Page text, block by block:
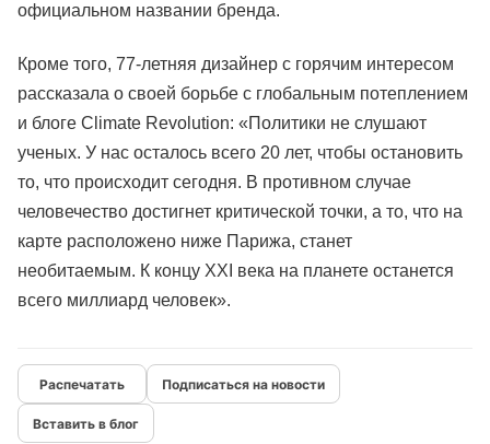
официальном названии бренда.
Кроме того, 77-летняя дизайнер с горячим интересом
рассказала о своей борьбе с глобальным потеплением
и блоге Climate Revolution: «Политики не слушают
ученых. У нас осталось всего 20 лет, чтобы остановить
то, что происходит сегодня. В противном случае
человечество достигнет критической точки, а то, что на
карте расположено ниже Парижа, станет
необитаемым. К концу XXI века на планете останется
всего миллиард человек».
Подписаться на новости
Вставить в блог